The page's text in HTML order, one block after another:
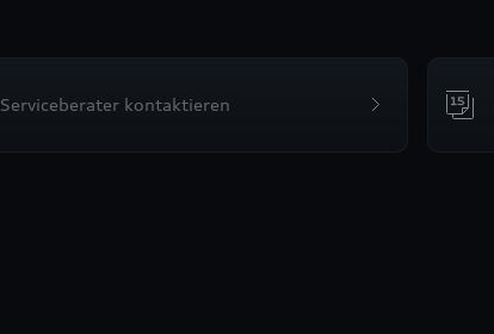
Serviceberater kontaktieren